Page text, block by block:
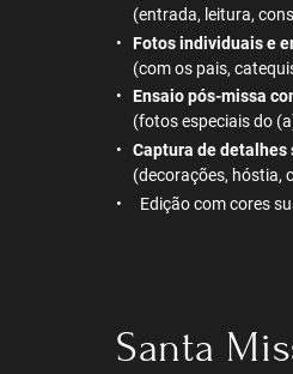
(entrada, leitura,
Fotos individuais e
(com os pais,
Ensaio pós-missa
(fotos especiais do
Captura de
(decorações, hóstia,
Edição com cores
Santa